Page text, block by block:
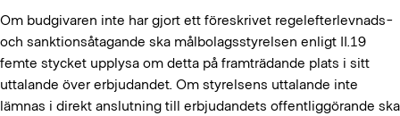
Om budgivaren inte har gjort ett föreskrivet regelefterlevnads-
och sanktionsåtagande ska målbolagsstyrelsen enligt II.19
femte stycket upplysa om detta på framträdande plats i sitt
uttalande över erbjudandet. Om styrelsens uttalande inte
lämnas i direkt anslutning till erbjudandets offentliggörande ska